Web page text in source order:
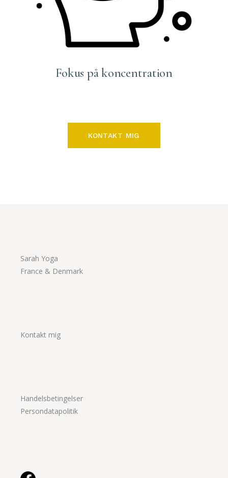
Fokus på koncentration
KONTAKT MIG
Sarah Yoga
France & Denmark
Kontakt mig
Handelsbetingelser
Persondatapolitik